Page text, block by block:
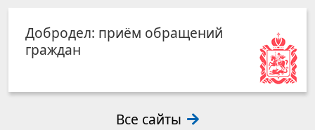
Добродел: приём обращений
граждан
Все сайты